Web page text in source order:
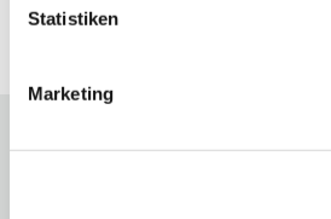
Statistiken
Marketing